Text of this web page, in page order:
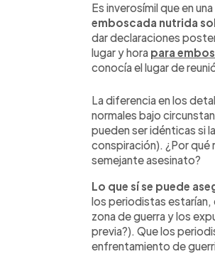
Es inverosímil que en
emboscada nutrida
dar declaraciones
lugar y hora para
conocía el lugar de
La diferencia en los
normales bajo
pueden ser idénticas si
conspiración). ¿Por qué
semejante asesinato?
Lo que sí se puede
los periodistas estarían,
zona de guerra y los
previa?). Que los
enfrentamiento de